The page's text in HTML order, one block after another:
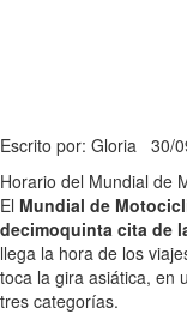
Escrito por: Gloria 30/
Horario del Mundial de
El Mundial de
decimoquinta cita de
llega la hora de los
toca la gira asiática, en
tres categorías.